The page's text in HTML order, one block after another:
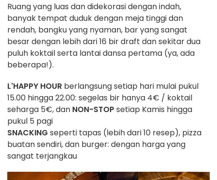
Ruang yang luas dan didekorasi dengan indah,
banyak tempat duduk dengan meja tinggi dan
rendah, bangku yang nyaman, bar yang sangat
besar dengan lebih dari 16 bir draft dan sekitar dua
puluh koktail serta lantai dansa pertama (ya, ada
beberapa!).
L'HAPPY HOUR berlangsung setiap hari mulai pukul
15.00 hingga 22.00: segelas bir hanya 4€ / koktail
seharga 5€, dan NON-STOP setiap Kamis hingga
pukul 5 pagi
SNACKING seperti tapas (lebih dari 10 resep), pizza
buatan sendiri, dan burger: dengan harga yang
sangat terjangkau